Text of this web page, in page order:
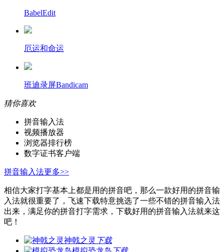
BabelEdit
厄运和命运
班迪录屏Bandicam
猜你喜欢
拼音输入法
视频播放器
浏览器排行榜
数字证书客户端
拼音输入法更多>>
相信大家打字基本上都是用的拼音吧，那么一款好用的拼音输
入法就很重要了，飞速下载特意挑选了一些不错的拼音输入法
出来，满足你的拼音打字需求，下载好用的拼音输入法就来这
吧！
神戟之灵 下载